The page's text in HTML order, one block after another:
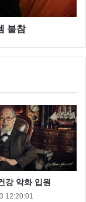
과 열애설도 있
불참
강 악화 입원
12:20:01